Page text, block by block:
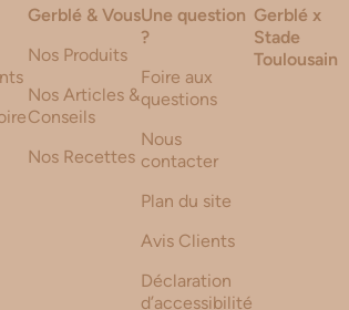
Gerblé & Vous
Nos Produits
Nos Articles &
Conseils
Nos Recettes
Une question
?
Foire aux
questions
Nous
contacter
Plan du site
Avis Clients
Déclaration
d’accessibilité
Gerblé x
Stade
Toulousain